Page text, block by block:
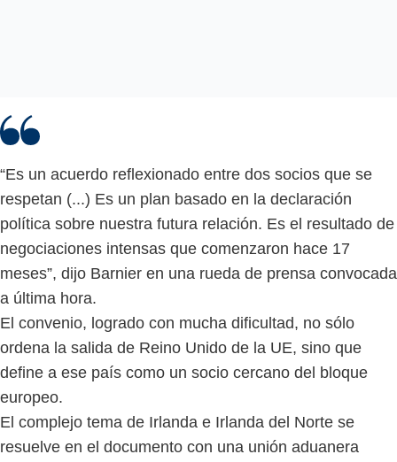
“Es un acuerdo reflexionado entre dos socios que se
respetan (...) Es un plan basado en la declaración
política sobre nuestra futura relación. Es el resultado de
negociaciones intensas que comenzaron hace 17
meses”, dijo Barnier en una rueda de prensa convocada
a última hora.
El convenio, logrado con mucha dificultad, no sólo
ordena la salida de Reino Unido de la UE, sino que
define a ese país como un socio cercano del bloque
europeo.
El complejo tema de Irlanda e Irlanda del Norte se
resuelve en el documento con una unión aduanera